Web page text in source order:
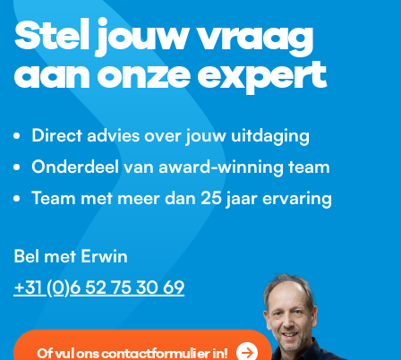
Stel jouw vraag
aan onze expert
Direct advies over jouw uitdaging
Onderdeel van award-winning team
Team met meer dan 25 jaar ervaring
Bel met Erwin
+31 (0)6 52 75 30 69
Of vul ons contactformulier in!